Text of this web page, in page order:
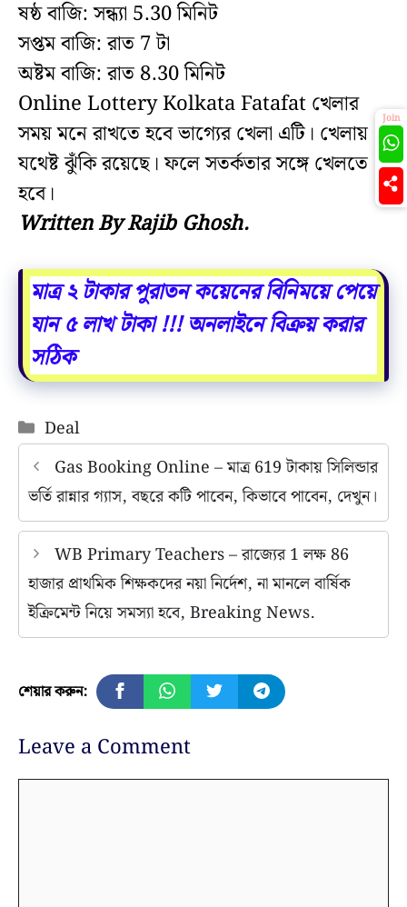
ষষ্ঠ বাজি: সন্ধ্যা 5.30 মিনিট
সপ্তম বাজি: রাত 7 টা
অষ্টম বাজি: রাত 8.30 মিনিট
Online Lottery Kolkata Fatafat খেলার
সময় মনে রাখতে হবে ভাগ্যের খেলা এটি। খেলায়
যথেষ্ট ঝুঁকি রয়েছে। ফলে সতর্কতার সঙ্গে খেলতে
হবে।
Written By Rajib Ghosh.
মাত্র ২ টাকার পুরাতন কয়েনের বিনিময়ে পেয়ে
যান ৫ লাখ টাকা !!! অনলাইনে বিক্রয় করার
সঠিক
Categories
Deal
Gas Booking Online – মাত্র 619 টাকায় সিলিন্ডার
ভর্তি রান্নার গ্যাস, বছরে কটি পাবেন, কিভাবে পাবেন, দেখুন।
WB Primary Teachers – রাজ্যের 1 লক্ষ 86
হাজার প্রাথমিক শিক্ষকদের নয়া নির্দেশ, না মানলে বার্ষিক
ইক্রিমেন্ট নিয়ে সমস্যা হবে, Breaking News.
শেয়ার করুন:
Leave a Comment
Join